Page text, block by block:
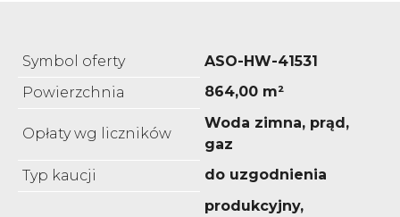
Symbol oferty
ASO-HW-41531
Powierzchnia
864,00 m²
Opłaty wg liczników
Woda zimna, prąd,
gaz
Typ kaucji
do uzgodnienia
produkcyjny,